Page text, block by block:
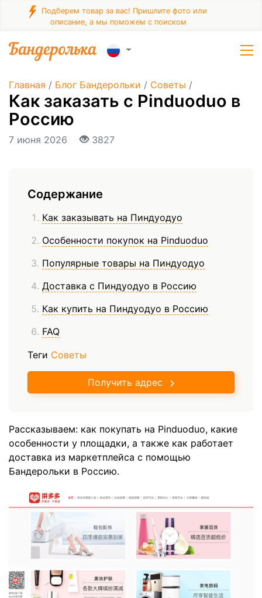
Подберем товар за вас! Пришлите фото или
описание, а мы поможем с поиском
Главная / Блог Бандерольки / Советы /
Как заказать с Pinduoduo в
Россию
7 июня 2026 3827
Содержание
Как заказывать на Пиндуодуо
Особенности покупок на Pinduoduo
Популярные товары на Пиндуодуо
Доставка с Пиндуодуо в Россию
Как купить на Пиндуодуо в Россию
FAQ
Теги Советы
Получить адрес
Рассказываем: как покупать на Pinduoduo, какие
особенности у площадки, а также как работает
доставка из маркетплейса с помощью
Бандерольки в Россию.